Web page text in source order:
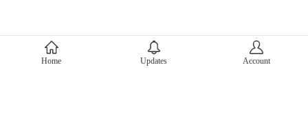
About Mercari
Corporate Site
Home Updates Account